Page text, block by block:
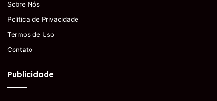
Sobre Nós
Política de Privacidade
Termos de Uso
Contato
Publicidade